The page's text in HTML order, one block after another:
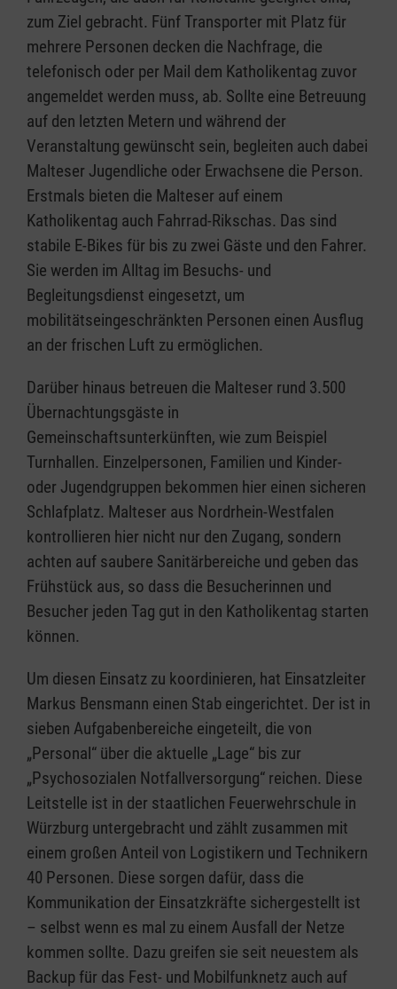
zum Ziel gebracht. Fünf Transporter mit Platz für
mehrere Personen decken die Nachfrage, die
telefonisch oder per Mail dem Katholikentag zuvor
angemeldet werden muss, ab. Sollte eine Betreuung
auf den letzten Metern und während der
Veranstaltung gewünscht sein, begleiten auch dabei
Malteser Jugendliche oder Erwachsene die Person.
Erstmals bieten die Malteser auf einem
Katholikentag auch Fahrrad-Rikschas. Das sind
stabile E-Bikes für bis zu zwei Gäste und den Fahrer.
Sie werden im Alltag im Besuchs- und
Begleitungsdienst eingesetzt, um
mobilitätseingeschränkten Personen einen Ausflug
an der frischen Luft zu ermöglichen.
Darüber hinaus betreuen die Malteser rund 3.500
Übernachtungsgäste in
Gemeinschaftsunterkünften, wie zum Beispiel
Turnhallen. Einzelpersonen, Familien und Kinder-
oder Jugendgruppen bekommen hier einen sicheren
Schlafplatz. Malteser aus Nordrhein-Westfalen
kontrollieren hier nicht nur den Zugang, sondern
achten auf saubere Sanitärbereiche und geben das
Frühstück aus, so dass die Besucherinnen und
Besucher jeden Tag gut in den Katholikentag starten
können.
Um diesen Einsatz zu koordinieren, hat Einsatzleiter
Markus Bensmann einen Stab eingerichtet. Der ist in
sieben Aufgabenbereiche eingeteilt, die von
„Personal“ über die aktuelle „Lage“ bis zur
„Psychosozialen Notfallversorgung“ reichen. Diese
Leitstelle ist in der staatlichen Feuerwehrschule in
Würzburg untergebracht und zählt zusammen mit
einem großen Anteil von Logistikern und Technikern
40 Personen. Diese sorgen dafür, dass die
Kommunikation der Einsatzkräfte sichergestellt ist
– selbst wenn es mal zu einem Ausfall der Netze
kommen sollte. Dazu greifen sie seit neuestem als
Backup für das Fest- und Mobilfunknetz auch auf